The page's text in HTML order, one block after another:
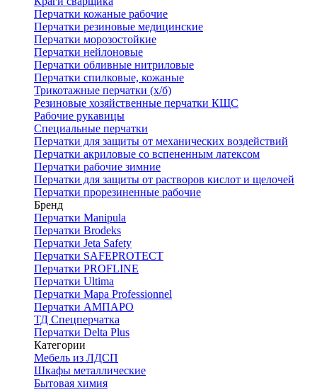
Перчатки кожаные рабочие
Перчатки резиновые медицинские
Перчатки морозостойкие
Перчатки нейлоновые
Перчатки обливные нитриловые
Перчатки спилковые, кожаные
Трикотажные перчатки (х/б)
Резиновые хозяйственные перчатки КЩС
Рабочие рукавицы
Специальные перчатки
Перчатки для защиты от механических воздействий
Перчатки акриловые со вспененным латексом
Перчатки рабочие зимние
Перчатки для защиты от растворов кислот и щелочей
Перчатки прорезиненные рабочие
Бренд
Перчатки Manipula
Перчатки Brodeks
Перчатки Jeta Safety
Перчатки SAFEPROTECT
Перчатки PROFLINE
Перчатки Ultima
Перчатки Мара Professionnel
Перчатки АМПАРО
ТД Спецперчатка
Перчатки Delta Plus
Категории
Мебель из ЛДСП
Шкафы металлические
Бытовая химия